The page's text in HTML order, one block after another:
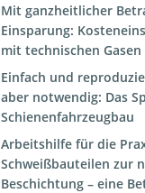
Mit ganzheitlicher
Einsparung:
mit technischen
Einfach und
aber notwendig: Das
Schienenfahrzeugbau
Arbeitshilfe für die
Schweißbauteilen zur
Beschichtung – eine